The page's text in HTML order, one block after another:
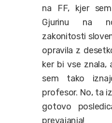
na FF, kjer
Gjurinu na
zakonitosti
opravila z
ker bi vse znala,
sem tako
profesor. No, ta
gotovo
prevajanja!